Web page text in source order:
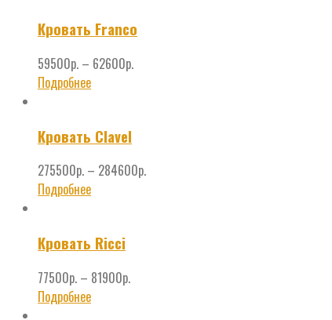
Кровать Franco
59500р. – 62600р.
Подробнее
Кровать Clavel
275500р. – 284600р.
Подробнее
Кровать Ricci
77500р. – 81900р.
Подробнее